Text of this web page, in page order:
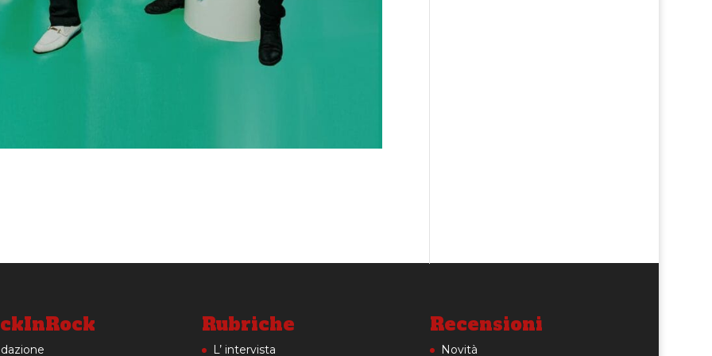
Rubriche
L’ intervista
Recensioni
Novità